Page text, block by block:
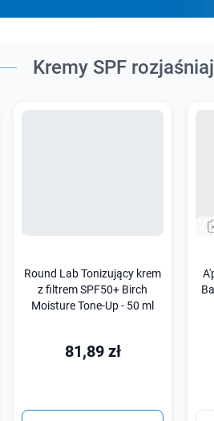
Kremy SPF
Round Lab Tonizujący krem
z filtrem SPF50+ Birch
Moisture Tone-Up - 50 ml
81,89 zł